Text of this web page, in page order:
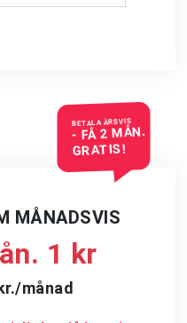
BETALA ÅRSVIS
- FÅ 2 MÅN.
GRATIS!
MÅNADSVIS
1 kr
månad